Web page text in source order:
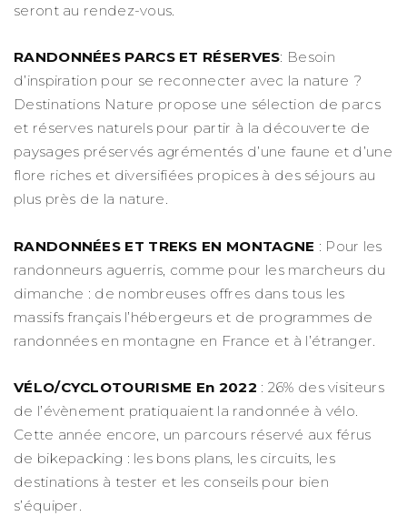
seront au rendez-vous.
RANDONNÉES PARCS ET RÉSERVES: Besoin
d’inspiration pour se reconnecter avec la nature ?
Destinations Nature propose une sélection de parcs
et réserves naturels pour partir à la découverte de
paysages préservés agrémentés d’une faune et d’une
flore riches et diversifiées propices à des séjours au
plus près de la nature.
RANDONNÉES ET TREKS EN MONTAGNE : Pour les
randonneurs aguerris, comme pour les marcheurs du
dimanche : de nombreuses offres dans tous les
massifs français l’hébergeurs et de programmes de
randonnées en montagne en France et à l’étranger.
VÉLO/CYCLOTOURISME En 2022 : 26% des visiteurs
de l’évènement pratiquaient la randonnée à vélo.
Cette année encore, un parcours réservé aux férus
de bikepacking : les bons plans, les circuits, les
destinations à tester et les conseils pour bien
s’équiper.